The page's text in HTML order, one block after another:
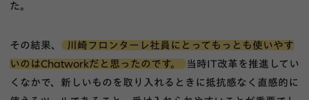
た。
その結果、
川崎フロンターレ社員にとってもっとも使いやす
いのはChatworkだと思ったのです。
当時IT改革を推進してい
くなかで、新しいものを取り入れるときに抵抗感なく直感的に